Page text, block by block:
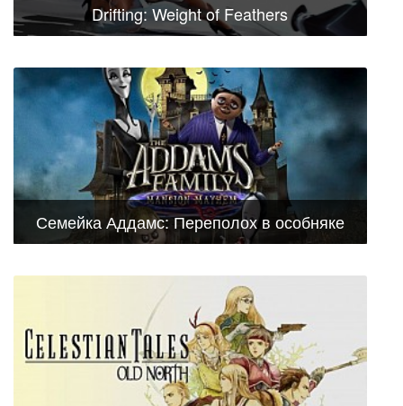
Drifting: Weight of Feathers
Семейка Аддамс: Переполох в особняке